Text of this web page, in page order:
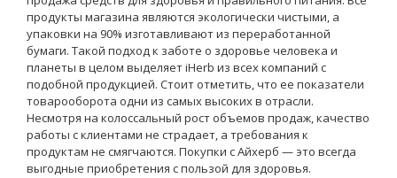
продукты магазина являются экологически чистыми, а
упаковки на 90% изготавливают из переработанной
бумаги. Такой подход к заботе о здоровье человека и
планеты в целом выделяет iHerb из всех компаний с
подобной продукцией. Стоит отметить, что ее показатели
товарооборота одни из самых высоких в отрасли.
Несмотря на колоссальный рост объемов продаж, качество
работы с клиентами не страдает, а требования к
продуктам не смягчаются. Покупки с Айхерб — это всегда
выгодные приобретения с пользой для здоровья.